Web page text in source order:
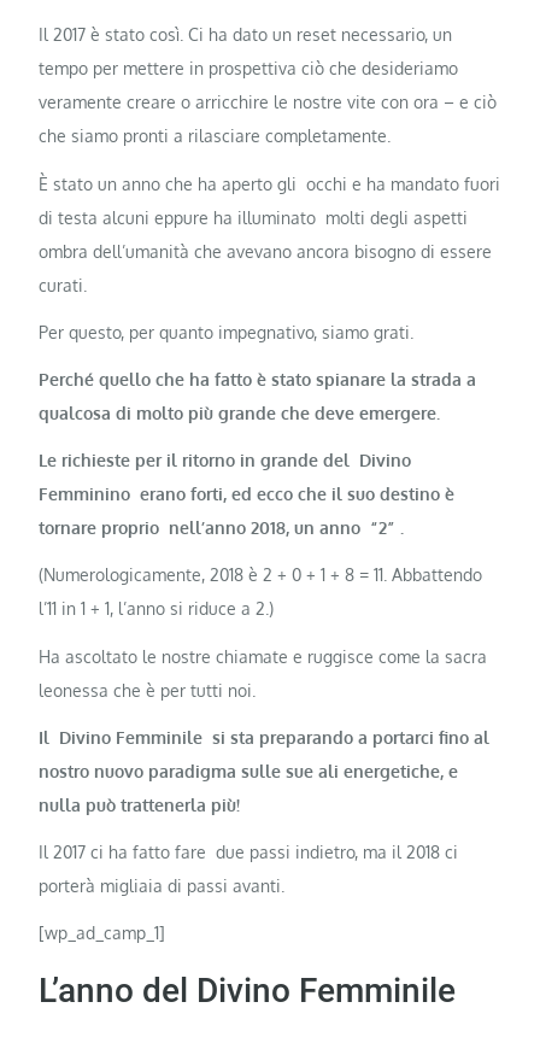
Il 2017 è stato così. Ci ha dato un reset necessario, un
tempo per mettere in prospettiva ciò che desideriamo
veramente creare o arricchire le nostre vite con ora – e ciò
che siamo pronti a rilasciare completamente.
È stato un anno che ha aperto gli occhi e ha mandato fuori
di testa alcuni eppure ha illuminato molti degli aspetti
ombra dell’umanità che avevano ancora bisogno di essere
curati.
Per questo, per quanto impegnativo, siamo grati.
Perché quello che ha fatto è stato spianare la strada a
qualcosa di molto più grande che deve emergere.
Le richieste per il ritorno in grande del Divino
Femminino erano forti, ed ecco che il suo destino è
tornare proprio nell’anno 2018, un anno “2” .
(Numerologicamente, 2018 è 2 + 0 + 1 + 8 = 11. Abbattendo
l’11 in 1 + 1, l’anno si riduce a 2.)
Ha ascoltato le nostre chiamate e ruggisce come la sacra
leonessa che è per tutti noi.
Il Divino Femminile si sta preparando a portarci fino al
nostro nuovo paradigma sulle sue ali energetiche, e
nulla può trattenerla più!
Il 2017 ci ha fatto fare due passi indietro, ma il 2018 ci
porterà migliaia di passi avanti.
[wp_ad_camp_1]
L’anno del Divino Femminile